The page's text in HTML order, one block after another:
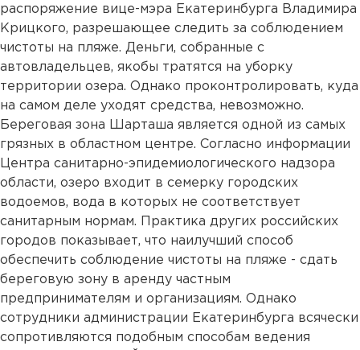
распоряжение вице-мэра Екатеринбурга Владимира
Крицкого, разрешающее следить за соблюдением
чистоты на пляже. Деньги, собранные с
автовладельцев, якобы тратятся на уборку
территории озера. Однако проконтролировать, куда
на самом деле уходят средства, невозможно.
Береговая зона Шарташа является одной из самых
грязных в областном центре. Согласно информации
Центра санитарно-эпидемиологического надзора
области, озеро входит в семерку городских
водоемов, вода в которых не соответствует
санитарным нормам. Практика других российских
городов показывает, что наилучший способ
обеспечить соблюдение чистоты на пляже - сдать
береговую зону в аренду частным
предпринимателям и организациям. Однако
сотрудники администрации Екатеринбурга всячески
сопротивляются подобным способам ведения